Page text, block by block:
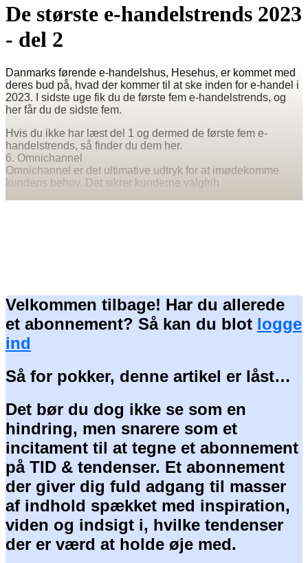
De største e-handelstrends 2023
- del 2
Danmarks førende e-handelshus, Hesehus, er kommet med
deres bud på, hvad der kommer til at ske inden for e-handel i
2023. I sidste uge fik du de første fem e-handelstrends, og
her får du de sidste fem.
Hvis du ikke har læst del 1 og dermed de første fem e-
handelstrends, så finder du dem her.
6. Omnichannel
Omnichannel er det ultimative udtryk for at imødekomme
kundens behov. Det sikrer kunderne valgfrih
Velkommen tilbage! Har du allerede
et abonnement? Så kan du blot logge
ind
Så for pokker, denne artikel er låst…
Det bør du dog ikke se som en
hindring, men snarere som et
incitament til at tegne et abonnement
på TID & tendenser. Et abonnement
der giver dig fuld adgang til masser
af indhold spækket med inspiration,
viden og indsigt i, hvilke tendenser
der er værd at holde øje med.